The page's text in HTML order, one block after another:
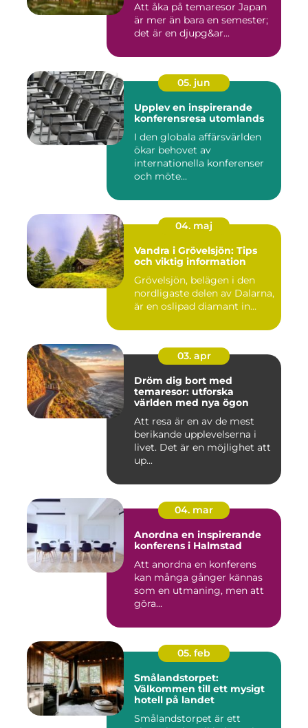
Att åka på temaresor Japan
är mer än bara en semester;
det är en djupg&ar...
05. jun
Upplev en inspirerande
konferensresa utomlands
I den globala affärsvärlden
ökar behovet av
internationella konferenser
och möte...
04. maj
Vandra i Grövelsjön: Tips
och viktig information
Grövelsjön, belägen i den
nordligaste delen av Dalarna,
är en oslipad diamant in...
03. apr
Dröm dig bort med
temaresor: utforska
världen med nya ögon
Att resa är en av de mest
berikande upplevelserna i
livet. Det är en möjlighet att
up...
04. mar
Anordna en inspirerande
konferens i Halmstad
Att anordna en konferens
kan många gånger kännas
som en utmaning, men att
göra...
05. feb
Smålandstorpet:
Välkommen till ett mysigt
hotell på landet
Smålandstorpet är ett